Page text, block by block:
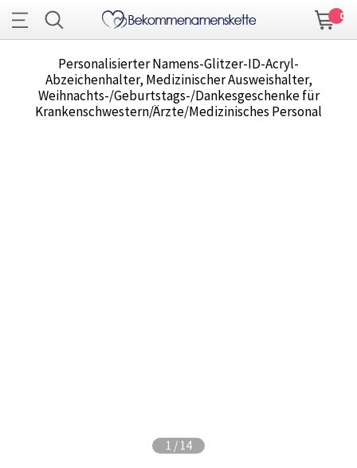
0
Personalisierter Namens-Glitzer-ID-Acryl-
Abzeichenhalter, Medizinischer Ausweishalter,
Weihnachts-/Geburtstags-/Dankesgeschenke für
Krankenschwestern/Ärzte/Medizinisches Personal
1 / 14